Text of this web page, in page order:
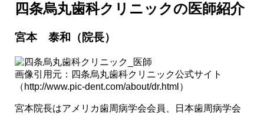
四条烏丸歯科クリニックの医師紹介
宮本 泰和（院長）
画像引用元：四条烏丸歯科クリニック公式サイト
（http://www.pic-dent.com/about/dr.html）
宮本院長はアメリカ歯周病学会会員、日本歯周病学会